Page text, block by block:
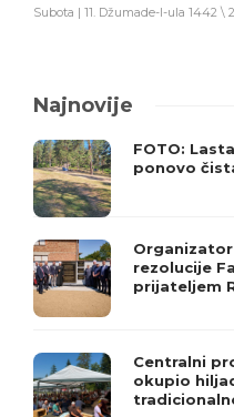
Subota | 11. Džumade-l-ula 1442 \
Najnovije
FOTO:
ponovo
rezolucije
prijateljem
Centralni
okupio